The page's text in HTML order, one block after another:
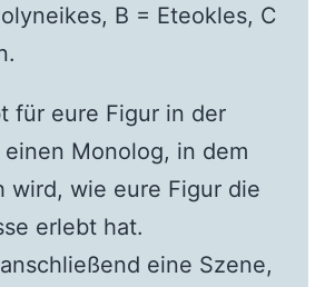
B = Eteokles, C
für eure Figur in der
einen Monolog, in dem
wird, wie eure Figur die
erlebt hat.
eine Szene,